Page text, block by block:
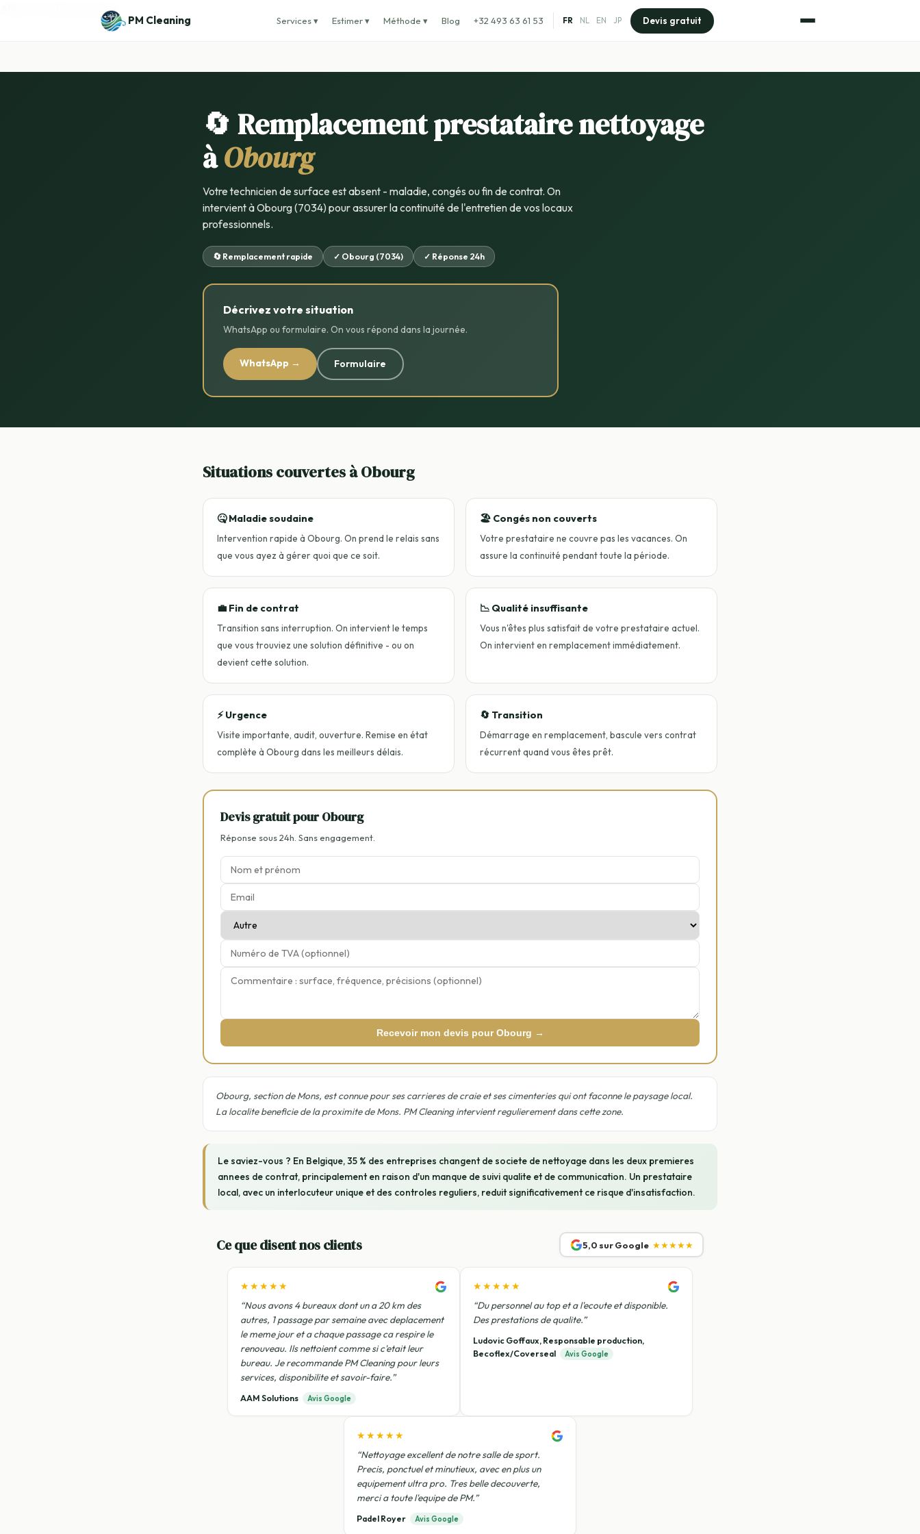
Aller au contenu principal
PM Cleaning Services ▾ Estimer ▾ Méthode ▾ Blog +32 493 63 61 53 FR NL EN JP Devis gratuit
🔄 Remplacement prestataire nettoyage
àObourg
Votre technicien de surface est absent - maladie, congés ou fin de contrat. On
intervient à Obourg (7034) pour assurer la continuité de l'entretien de vos locaux
professionnels.
🔄 Remplacement rapide ✓ Obourg (7034) ✓ Réponse 24h
Décrivez votre situation
WhatsApp ou formulaire. On vous répond dans la journée.
WhatsApp → Formulaire
Situations couvertes à Obourg
🤒 Maladie soudaine
Intervention rapide à Obourg. On prend le relais sans
que vous ayez à gérer quoi que ce soit.
🏖️ Congés non couverts
Votre prestataire ne couvre pas les vacances. On
assure la continuité pendant toute la période.
💼 Fin de contrat
Transition sans interruption. On intervient le temps
que vous trouviez une solution définitive - ou on
devient cette solution.
📉 Qualité insuffisante
Vous n'êtes plus satisfait de votre prestataire actuel.
On intervient en remplacement immédiatement.
⚡ Urgence
Visite importante, audit, ouverture. Remise en état
complète à Obourg dans les meilleurs délais.
🔄 Transition
Démarrage en remplacement, bascule vers contrat
récurrent quand vous êtes prêt.
Devis gratuit pour Obourg
Réponse sous 24h. Sans engagement.
Recevoir mon devis pour Obourg →
Obourg, section de Mons, est connue pour ses carrieres de craie et ses cimenteries qui ont faconne le paysage local.
La localite beneficie de la proximite de Mons. PM Cleaning intervient regulierement dans cette zone.
Le saviez-vous ? En Belgique, 35 % des entreprises changent de societe de nettoyage dans les deux premieres
annees de contrat, principalement en raison d'un manque de suivi qualite et de communication. Un prestataire
local, avec un interlocuteur unique et des controles reguliers, reduit significativement ce risque d'insatisfaction.
Ce que disent nos clients 5,0 sur Google ★★★★★
★★★★★
“Nous avons 4 bureaux dont un a 20 km des
autres, 1 passage par semaine avec deplacement
le meme jour et a chaque passage ca respire le
renouveau. Ils nettoient comme si c'etait leur
bureau. Je recommande PM Cleaning pour leurs
services, disponibilite et savoir-faire.”
AAM Solutions Avis Google
★★★★★
“Du personnel au top et a l'ecoute et disponible.
Des prestations de qualite.”
Ludovic Goffaux, Responsable production,
Becoflex/Coverseal
Avis Google
★★★★★
“Nettoyage excellent de notre salle de sport.
Precis, ponctuel et minutieux, avec en plus un
equipement ultra pro. Tres belle decouverte,
merci a toute l'equipe de PM.”
Padel Royer Avis Google